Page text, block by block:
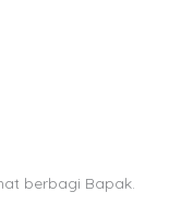
berbagi Bapak.